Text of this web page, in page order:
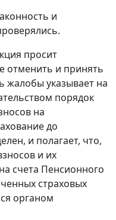
и
просит
отменить и принять
жалобы указывает на
порядок
на
до
и полагает, что,
и их
счета Пенсионного
страховых
органом